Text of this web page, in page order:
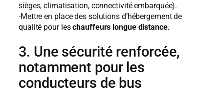
sièges, climatisation, connectivité embarquée).
-Mettre en place des solutions d’hébergement de
qualité pour leschauffeurs longue distance.
3. Une sécurité renforcée,
notamment pour les
conducteurs de bus